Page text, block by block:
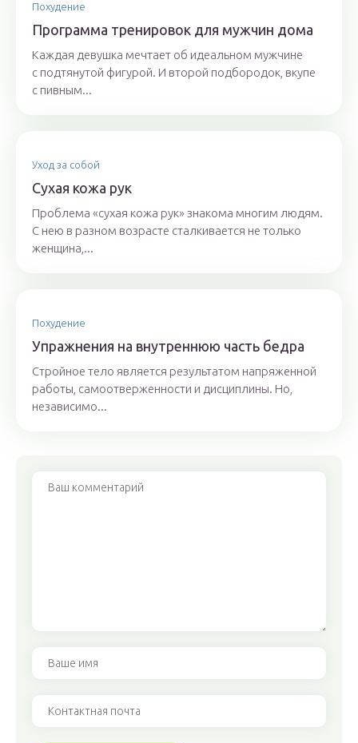
Похудение
Программа тренировок для мужчин дома
Каждая девушка мечтает об идеальном мужчине
с подтянутой фигурой. И второй подбородок, вкупе
с пивным...
Уход за собой
Сухая кожа рук
Проблема «сухая кожа рук» знакома многим людям.
С нею в разном возрасте сталкивается не только
женщина,...
Похудение
Упражнения на внутреннюю часть бедра
Стройное тело является результатом напряженной
работы, самоотверженности и дисциплины. Но,
независимо...